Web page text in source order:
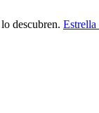
descubren.